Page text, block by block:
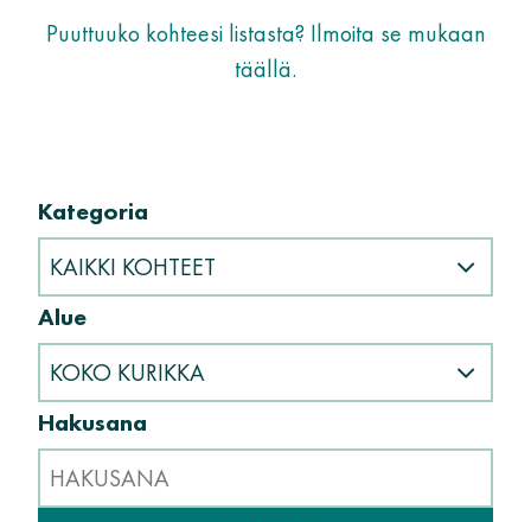
Puuttuuko kohteesi listasta? Ilmoita se mukaan
täällä.
Kategoria
Kategoriavalinta
Alue
Aluevalinta
Hakusana
Hae hakusanalla